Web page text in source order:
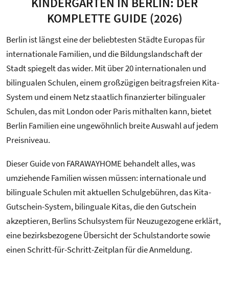
KOMPLETTE GUIDE (2026)
Berlin ist längst eine der beliebtesten Städte Europas für
internationale Familien, und die Bildungslandschaft der
Stadt spiegelt das wider. Mit über 20 internationalen und
bilingualen Schulen, einem großzügigen beitragsfreien Kita-
System und einem Netz staatlich finanzierter bilingualer
Schulen, das mit London oder Paris mithalten kann, bietet
Berlin Familien eine ungewöhnlich breite Auswahl auf jedem
Preisniveau.
Dieser Guide von FARAWAYHOME behandelt alles, was
umziehende Familien wissen müssen: internationale und
bilinguale Schulen mit aktuellen Schulgebühren, das Kita-
Gutschein-System, bilinguale Kitas, die den Gutschein
akzeptieren, Berlins Schulsystem für Neuzugezogene erklärt,
eine bezirksbezogene Übersicht der Schulstandorte sowie
einen Schritt-für-Schritt-Zeitplan für die Anmeldung.